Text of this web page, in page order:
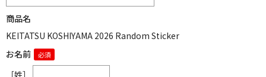
商品名
KEITATSU KOSHIYAMA 2026 Random Sticker
お名前
［姓］